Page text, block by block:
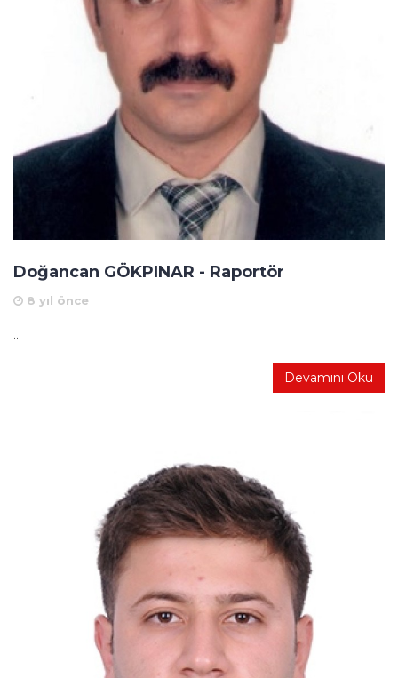
Doğancan GÖKPINAR - Raportör
8 yıl önce
Devamını Oku